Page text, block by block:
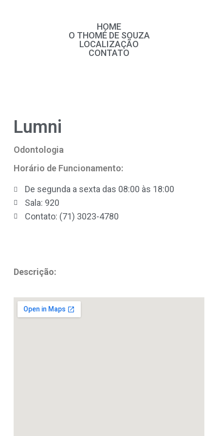
HOME
O THOMÉ DE SOUZA
LOCALIZAÇÃO
CONTATO
Lumni
Odontologia
Horário de Funcionamento:
De segunda a sexta das 08:00 às 18:00
Sala: 920
Contato: (71) 3023-4780
Descrição: